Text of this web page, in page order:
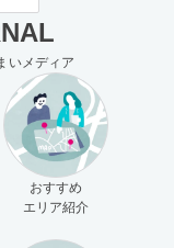
いメディア
おすすめ
エリア紹介